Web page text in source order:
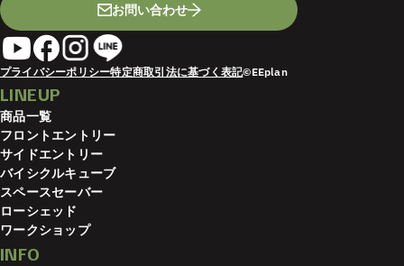
お問い合わせ
プライバシーポリシー特定商取引法に基づく表記©EEplan
LINEUP
商品一覧
フロントエントリー
サイドエントリー
バイシクルキューブ
スペースセーバー
ローシェッド
ワークショップ
INFO